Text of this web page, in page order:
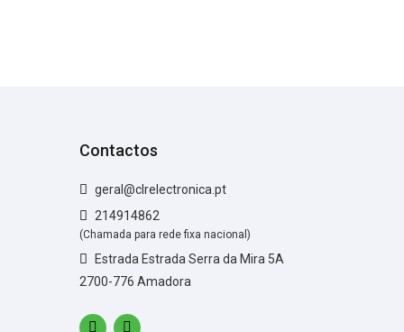
Contactos
geral@clrelectronica.pt
214914862
(Chamada para rede fixa nacional)
Estrada Estrada Serra da Mira 5A
2700-776 Amadora